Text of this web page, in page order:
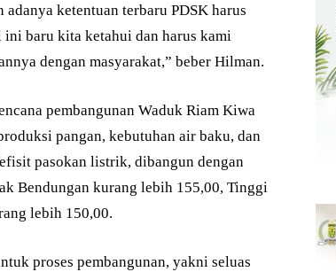
ketentuan terbaru PDSK harus
ini baru kita ketahui dan harus kami
dengan masyarakat,” beber Hilman.
pembangunan Waduk Riam Kiwa
pangan, kebutuhan air baku, dan
pasokan listrik, dibangun dengan
Bendungan kurang lebih 155,00, Tinggi
lebih 150,00.
proses pembangunan, yakni seluas